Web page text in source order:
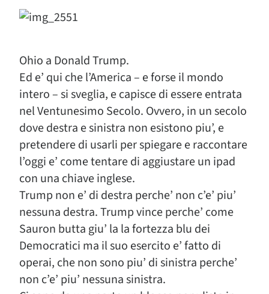
Ohio a Donald Trump.
Ed e’ qui che l’America – e forse il mondo
intero – si sveglia, e capisce di essere entrata
nel Ventunesimo Secolo. Ovvero, in un secolo
dove destra e sinistra non esistono piu’, e
pretendere di usarli per spiegare e raccontare
l’oggi e’ come tentare di aggiustare un ipad
con una chiave inglese.
Trump non e’ di destra perche’ non c’e’ piu’
nessuna destra. Trump vince perche’ come
Sauron butta giu’ la la fortezza blu dei
Democratici ma il suo esercito e’ fatto di
operai, che non sono piu’ di sinistra perche’
non c’e’ piu’ nessuna sinistra.